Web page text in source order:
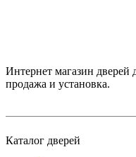
Интернет магазин дверей
продажа и установка.
Каталог дверей